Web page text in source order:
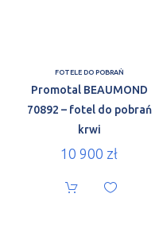
FOTELE DO POBRAŃ
Promotal BEAUMOND
70892 – fotel do pobrań
krwi
10 900 zł